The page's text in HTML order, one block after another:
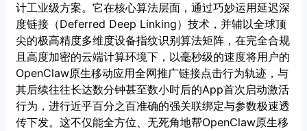
计工业级方案。它在核心算法层面，通过巧妙运用延迟深
度链接（Deferred Deep Linking）技术，并辅以全球顶
尖的极高精度多维度设备指纹识别算法矩阵，在完全合规
且高度加密的云端计算环境下，以毫秒级的速度将用户的
OpenClaw原生移动应用全网推广链接点击行为轨迹，与
其后续往往长达数分钟甚至数小时后的App首次启动激活
行为，进行近乎百分之百准确的强关联绑定与参数极速透
传下发。这不仅能全方位、无死角地帮OpenClaw原生移